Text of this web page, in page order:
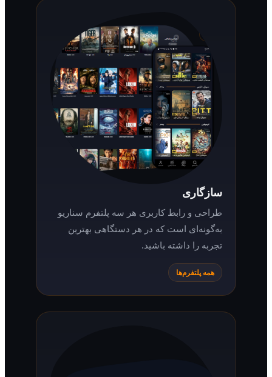
طراحی و رابط کاربری هر سه پلتفرم سناریو
به‌گونه‌ای است که در هر دستگاهی بهترین
تجربه را داشته باشید.
همه پلتفرم‌ها